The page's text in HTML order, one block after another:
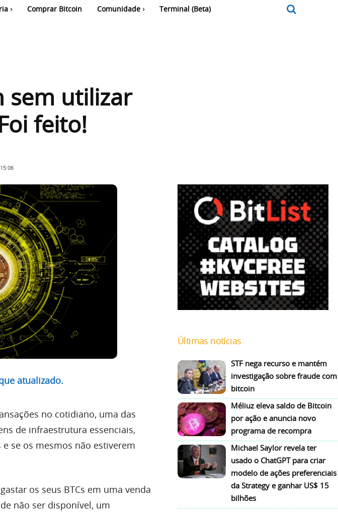
Comprar Bitcoin Comunidade Terminal (Beta)
sem utilizar
feito!
atualizado.
no cotidiano, uma das
de infraestrutura essenciais,
se os mesmos não estiverem
os seus BTCs em uma venda
não ser disponível, um
Últimas notícias
STF nega recurso e mantém
investigação sobre fraude com
bitcoin
Méliuz eleva saldo de Bitcoin
por ação e anuncia novo
programa de recompra
Michael Saylor revela ter
usado o ChatGPT para criar
modelo de ações preferenciais
da Strategy e ganhar US$ 15
bilhões